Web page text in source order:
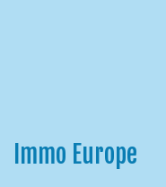
Immo Europe